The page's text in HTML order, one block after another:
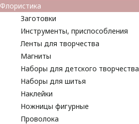
Флористика
Заготовки
Инструменты, приспособления
Ленты для творчества
Магниты
Наборы для детского творчества
Наборы для шитья
Наклейки
Ножницы фигурные
Проволока